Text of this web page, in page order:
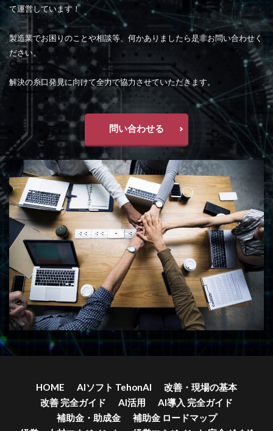
て運営しています！
製造業でお困りのことや相談等、何かありましたら是非お問い合わせく
ださい。
解決の糸口発見に向けて全力で協力させていただきます。
問い合わせる
HOME AIソフト TehonAI
改善・現場の基本
改善 完全ガイド
AI活用
AI導入 完全ガイド
補助金・助成金
補助金 ロードマップ